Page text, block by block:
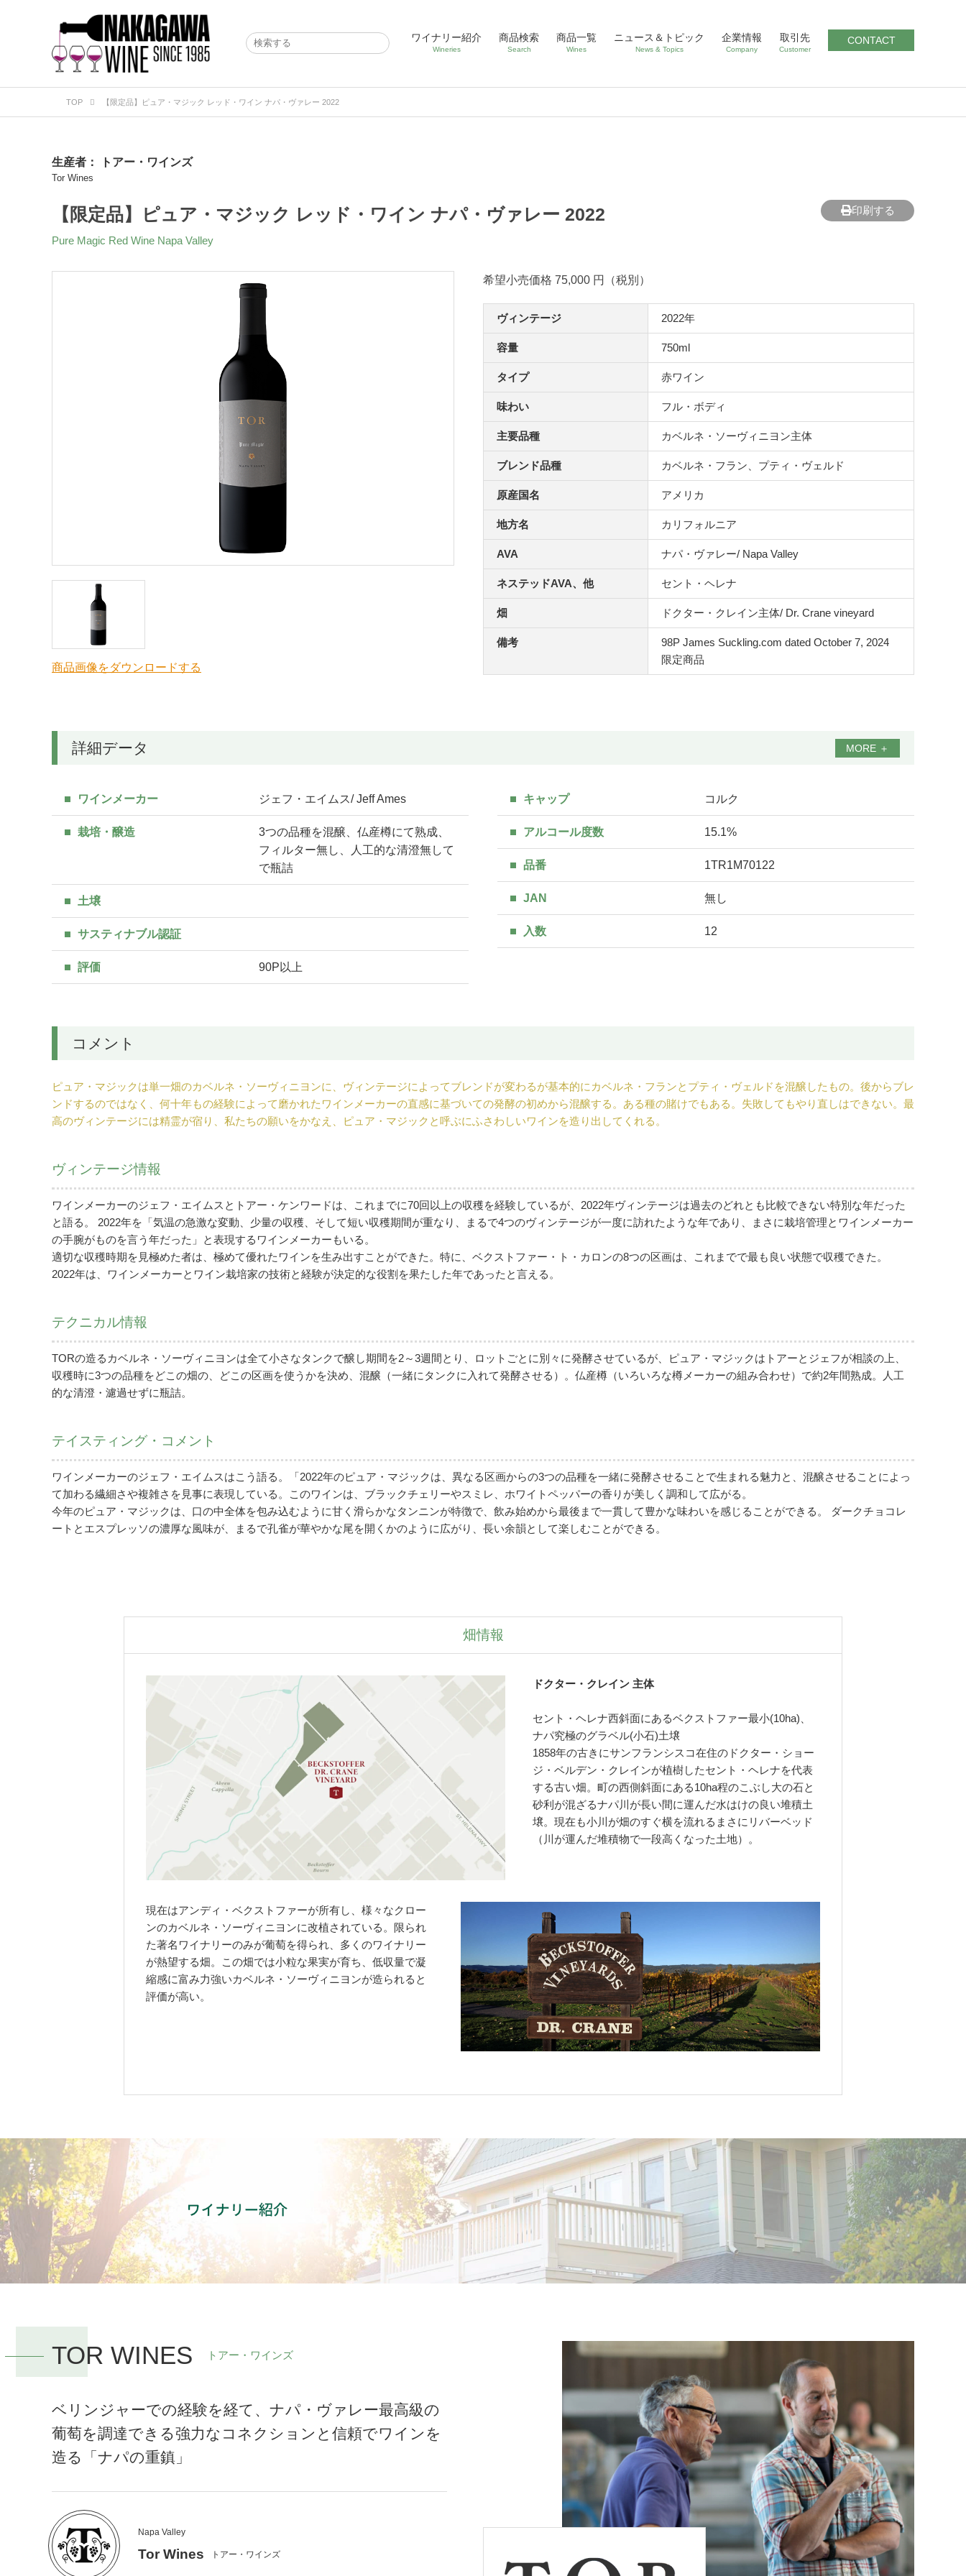
ワイナリー紹介
Wineries
商品検索
Search
商品一覧
Wines
ニュース＆トピック
News & Topics
企業情報
Company
取引先
Customer
CONTACT
TOP 【限定品】ピュア・マジック レッド・ワイン ナパ・ヴァレー 2022
生産者： トアー・ワインズ
Tor Wines
印刷する
【限定品】ピュア・マジック レッド・ワイン ナパ・ヴァレー 2022
Pure Magic Red Wine Napa Valley
商品画像をダウンロードする
希望小売価格 75,000 円（税別）
ヴィンテージ 2022年
容量 750ml
タイプ 赤ワイン
味わい フル・ボディ
主要品種 カベルネ・ソーヴィニヨン主体
ブレンド品種 カベルネ・フラン、プティ・ヴェルド
原産国名 アメリカ
地方名 カリフォルニア
AVA ナパ・ヴァレー/ Napa Valley
ネステッドAVA、他 セント・ヘレナ
畑 ドクター・クレイン主体/ Dr. Crane vineyard
備考
98P James Suckling.com dated October 7, 2024
限定商品
詳細データ MORE ＋
ワインメーカー ジェフ・エイムス/ Jeff Ames
栽培・醸造
3つの品種を混醸、仏産樽にて熟成、
フィルター無し、人工的な清澄無して
で瓶詰
土壌
サスティナブル認証
評価 90P以上
キャップ コルク
アルコール度数 15.1%
品番 1TR1M70122
JAN 無し
入数 12
コメント
ピュア・マジックは単一畑のカベルネ・ソーヴィニヨンに、ヴィンテージによってブレンドが変わるが基本的にカベルネ・フランとプティ・ヴェルドを混醸したもの。後からブレ
ンドするのではなく、何十年もの経験によって磨かれたワインメーカーの直感に基づいての発酵の初めから混醸する。ある種の賭けでもある。失敗してもやり直しはできない。最
高のヴィンテージには精霊が宿り、私たちの願いをかなえ、ピュア・マジックと呼ぶにふさわしいワインを造り出してくれる。
ヴィンテージ情報
ワインメーカーのジェフ・エイムスとトアー・ケンワードは、これまでに70回以上の収穫を経験しているが、2022年ヴィンテージは過去のどれとも比較できない特別な年だった
と語る。 2022年を「気温の急激な変動、少量の収穫、そして短い収穫期間が重なり、まるで4つのヴィンテージが一度に訪れたような年であり、まさに栽培管理とワインメーカー
の手腕がものを言う年だった」と表現するワインメーカーもいる。
適切な収穫時期を見極めた者は、極めて優れたワインを生み出すことができた。特に、ベクストファー・ト・カロンの8つの区画は、これまでで最も良い状態で収穫できた。
2022年は、ワインメーカーとワイン栽培家の技術と経験が決定的な役割を果たした年であったと言える。
テクニカル情報
TORの造るカベルネ・ソーヴィニヨンは全て小さなタンクで醸し期間を2～3週間とり、ロットごとに別々に発酵させているが、ピュア・マジックはトアーとジェフが相談の上、
収穫時に3つの品種をどこの畑の、どこの区画を使うかを決め、混醸（一緒にタンクに入れて発酵させる）。仏産樽（いろいろな樽メーカーの組み合わせ）で約2年間熟成。人工
的な清澄・濾過せずに瓶詰。
テイスティング・コメント
ワインメーカーのジェフ・エイムスはこう語る。「2022年のピュア・マジックは、異なる区画からの3つの品種を一緒に発酵させることで生まれる魅力と、混醸させることによっ
て加わる繊細さや複雑さを見事に表現している。このワインは、ブラックチェリーやスミレ、ホワイトペッパーの香りが美しく調和して広がる。
今年のピュア・マジックは、口の中全体を包み込むように甘く滑らかなタンニンが特徴で、飲み始めから最後まで一貫して豊かな味わいを感じることができる。 ダークチョコレ
ートとエスプレッソの濃厚な風味が、まるで孔雀が華やかな尾を開くかのように広がり、長い余韻として楽しむことができる。
畑情報
ドクター・クレイン 主体
セント・ヘレナ西斜面にあるベクストファー最小(10ha)、
ナパ究極のグラベル(小石)土壌
1858年の古きにサンフランシスコ在住のドクター・ショー
ジ・ベルデン・クレインが植樹したセント・ヘレナを代表
する古い畑。町の西側斜面にある10ha程のこぶし大の石と
砂利が混ざるナパ川が長い間に運んだ水はけの良い堆積土
壌。現在も小川が畑のすぐ横を流れるまさにリバーベッド
（川が運んだ堆積物で一段高くなった土地）。
現在はアンディ・ベクストファーが所有し、様々なクロー
ンのカベルネ・ソーヴィニヨンに改植されている。限られ
た著名ワイナリーのみが葡萄を得られ、多くのワイナリー
が熱望する畑。この畑では小粒な果実が育ち、低収量で凝
縮感に富み力強いカベルネ・ソーヴィニヨンが造られると
評価が高い。
TOR WINES トアー・ワインズ
ベリンジャーでの経験を経て、ナパ・ヴァレー最高級の
葡萄を調達できる強力なコネクションと信頼でワインを
造る「ナパの重鎮」
Napa Valley
Tor Wines トアー・ワインズ